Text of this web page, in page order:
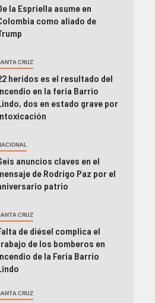
la Espriella asume en
como aliado de
CRUZ
heridos es el resultado del
en la feria Barrio
dos en estado grave por
anuncios claves en el
de Rodrigo Paz por el
patrio
CRUZ
de diésel complica el
de los bomberos en
de la Feria Barrio
CRUZ